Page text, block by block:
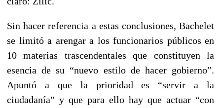
Sin hacer referencia a estas conclusiones, Bachelet
se limitó a arengar a los funcionarios públicos en
10 materias trascendentales que constituyen la
esencia de su “nuevo estilo de hacer gobierno”.
Apuntó a que la prioridad es “servir a la
ciudadanía” y que para ello hay que actuar “con